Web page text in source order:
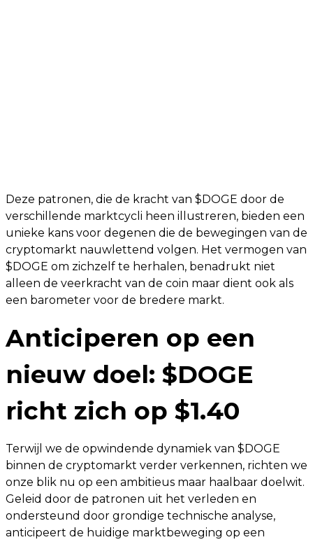
Deze patronen, die de kracht van $DOGE door de
verschillende marktcycli heen illustreren, bieden een
unieke kans voor degenen die de bewegingen van de
cryptomarkt nauwlettend volgen. Het vermogen van
$DOGE om zichzelf te herhalen, benadrukt niet
alleen de veerkracht van de coin maar dient ook als
een barometer voor de bredere markt.
Anticiperen op een
nieuw doel: $DOGE
richt zich op $1.40
Terwijl we de opwindende dynamiek van $DOGE
binnen de cryptomarkt verder verkennen, richten we
onze blik nu op een ambitieus maar haalbaar doelwit.
Geleid door de patronen uit het verleden en
ondersteund door grondige technische analyse,
anticipeert de huidige marktbeweging op een